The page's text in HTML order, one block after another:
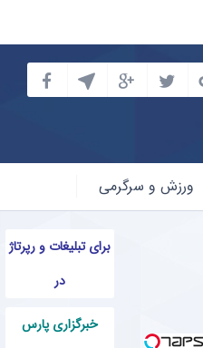
ورزش و سرگرمی
برای تبلیغات و رپرتاژ
در
خبرگزاری پارس